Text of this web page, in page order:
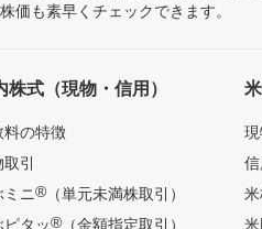
価も素早くチェックできます。
株式（現物・信用）
料の特徴
引
ミニ®（単元未満株取引）
ピタッ®（金額指定取引）
現
信